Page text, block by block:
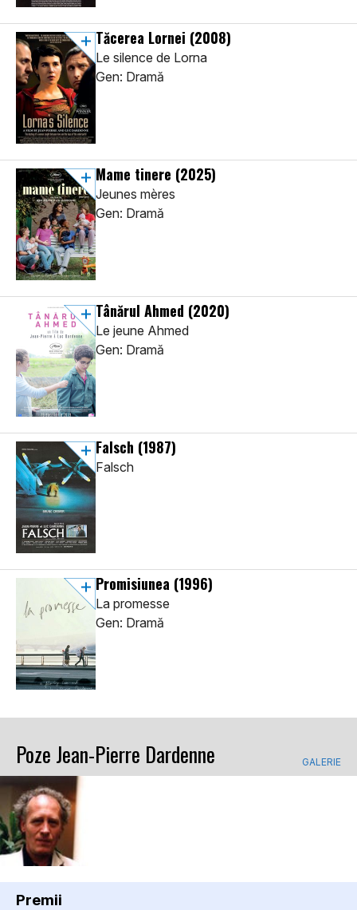
Tăcerea Lornei (2008)
Le silence de Lorna
Gen: Dramă
Mame tinere (2025)
Jeunes mères
Gen: Dramă
Tânărul Ahmed (2020)
Le jeune Ahmed
Gen: Dramă
Falsch (1987)
Falsch
Promisiunea (1996)
La promesse
Gen: Dramă
Poze Jean-Pierre Dardenne GALERIE
Premii